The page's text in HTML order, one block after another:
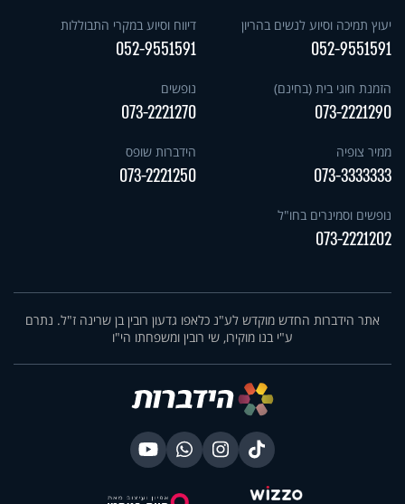
יעוץ תמיכה וסיוע לנשים בהריון
052-9551591
דיווח וסיוע במקרי התבוללות
052-9551591
הזמנת חוגי בית (בחינם)
073-2221290
נופשים
073-2221270
ממיר צופיה
073-3333333
הידברות שופס
073-2221250
נופשים וסמינרים בחו"ל
073-2221202
אתר הידברות החדש מוקדש לע"נ כלאפו גדעון רובין בן שרינה ז"ל. נתרם
ע"י בנו מוקירו, שי רובין ומשפחתו הי"ו